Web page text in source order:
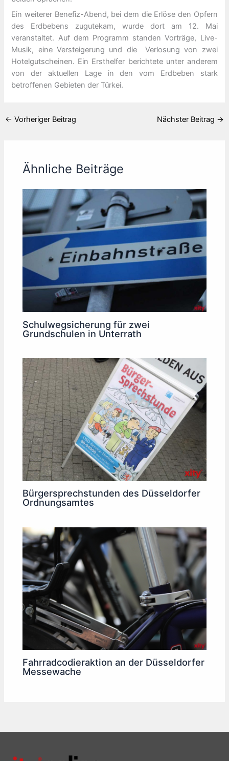
Ein weiterer Benefiz-Abend, bei dem die Erlöse den Opfern
des Erdbebens zugutekam, wurde dort am 12. Mai
veranstaltet. Auf dem Programm standen Vorträge, Live-
Musik, eine Versteigerung und die Verlosung von zwei
Hotelgutscheinen. Ein Ersthelfer berichtete unter anderem
von der aktuellen Lage in den vom Erdbeben stark
betroffenen Gebieten der Türkei.
← Vorheriger Beitrag Nächster Beitrag →
Ähnliche Beiträge
Schulwegsicherung für zwei
Grundschulen in Unterrath
Bürgersprechstunden des Düsseldorfer
Ordnungsamtes
Fahrradcodieraktion an der Düsseldorfer
Messewache